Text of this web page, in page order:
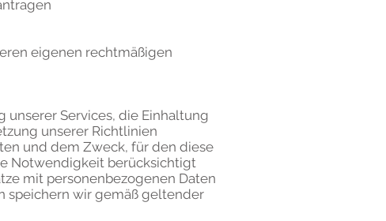
eigenen rechtmäßigen
Services, die Einhaltung
unserer Richtlinien
und dem Zweck, für den diese
Notwendigkeit berücksichtigt
mit personenbezogenen Daten
speichern wir gemäß geltender